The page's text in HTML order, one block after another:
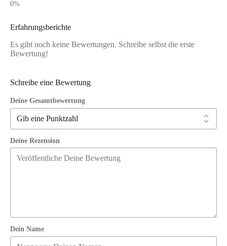
Erfahrungsberichte
Es gibt noch keine Bewertungen. Schreibe selbst die erste
Bewertung!
Schreibe eine Bewertung
Deine Gesamtbewertung
Deine Rezension
Dein Name